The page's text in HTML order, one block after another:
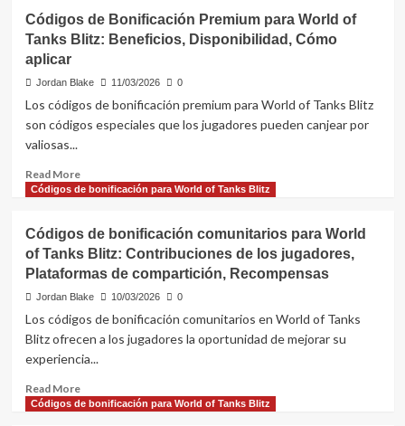
de
bonificación
potenciadores
World
of
Tipos,
Duración,
de
activación
Códigos de Bonificación Premium para World of
Tanks Blitz: Beneficios, Disponibilidad, Cómo
aplicar
Jordan Blake 11/03/2026 0
Los códigos de bonificación premium para World of Tanks Blitz
son códigos especiales que los jugadores pueden canjear por
valiosas...
Read MoreRead
more
de
Bonificación
Premium
para
of
Tanks
Blitz:
Disponibilidad,
Cómo
Códigos de bonificación para World of Tanks Blitz
Códigos de bonificación comunitarios para World
of Tanks Blitz: Contribuciones de los jugadores,
Plataformas de compartición, Recompensas
Jordan Blake 10/03/2026 0
Los códigos de bonificación comunitarios en World of Tanks
Blitz ofrecen a los jugadores la oportunidad de mejorar su
experiencia...
Read MoreRead
more
Códigos de bonificación para World of Tanks Blitz